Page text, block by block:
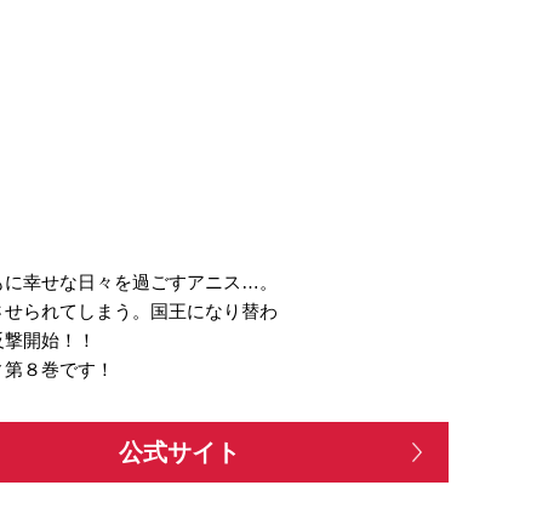
幸せな日々を過ごすアニス…。
られてしまう。国王になり替わ
開始！！
８巻です！
公式サイト